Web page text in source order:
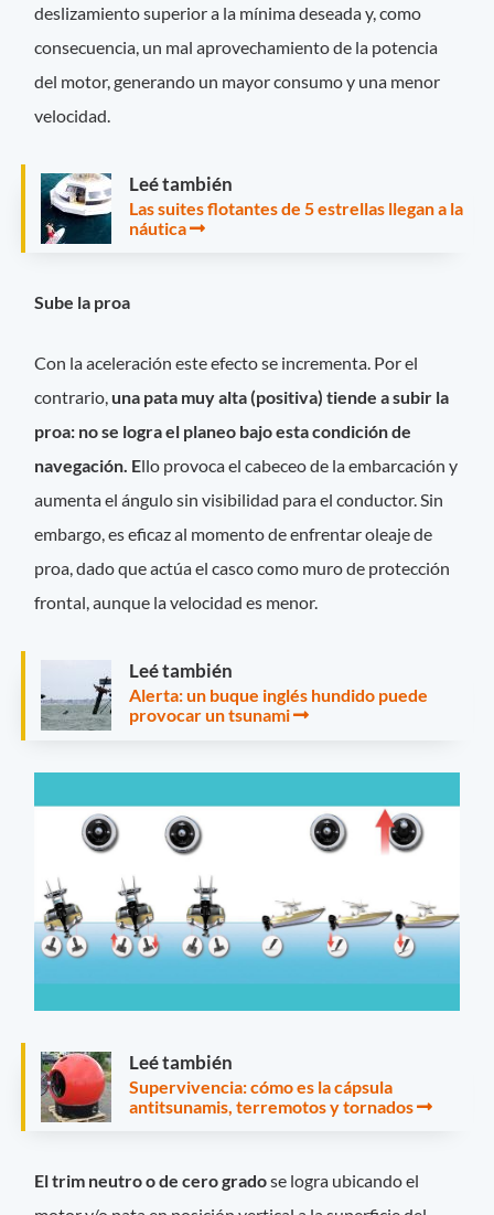
deslizamiento superior a la mínima deseada y, como
consecuencia, un mal aprovechamiento de la potencia
del motor, generando un mayor consumo y una menor
velocidad.
Leé también
Las suites flotantes de 5 estrellas llegan a la
náutica
Sube la proa
Con la aceleración este efecto se incrementa. Por el
contrario, una pata muy alta(positiva) tiende a subir la
proa: no se logra el planeo bajo esta condición de
navegación. Ello provoca el cabeceo de la embarcación y
aumenta el ángulo sin visibilidad para el conductor. Sin
embargo, es eficaz al momento de enfrentar oleaje de
proa, dado que actúa el casco como muro de protección
frontal, aunque la velocidad es menor.
Leé también
Alerta: un buque inglés hundido puede
provocar un tsunami
Leé también
Supervivencia: cómo es la cápsula
antitsunamis, terremotos y tornados
El trim neutro o de cero gradose logra ubicando el